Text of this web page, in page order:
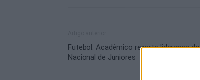
Futebol: Académico reparte liderança do
Nacional de Juniores